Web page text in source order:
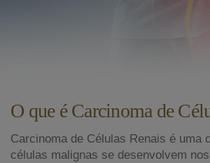
O que é Carcinoma de
Carcinoma de Células Renais é uma
células malignas se desenvolvem